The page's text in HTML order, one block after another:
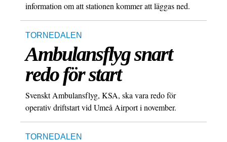
information om att stationen kommer att läggas ned.
TORNEDALEN
Ambulansflyg snart
redo för start
Svenskt Ambulansflyg, KSA, ska vara redo för
operativ driftstart vid Umeå Airport i november.
TORNEDALEN